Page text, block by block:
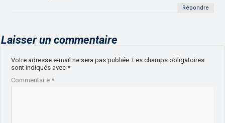
Répondre
Laisser un commentaire
Votre adresse e-mail ne sera pas publiée. Les champs obligatoires
sont indiqués avec*
Commentaire*